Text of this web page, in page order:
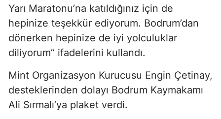
Yarı Maratonu’na katıldığınız için de
hepinize teşekkür ediyorum. Bodrum’dan
dönerken hepinize de iyi yolculuklar
diliyorum’’ ifadelerini kullandı.
Mint Organizasyon Kurucusu Engin Çetinay,
desteklerinden dolayı Bodrum Kaymakamı
Ali Sırmalı’ya plaket verdi.